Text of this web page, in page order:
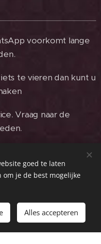
voorkomt lange
te vieren dan kunt u
Vraag naar de
en wij zien u graag
goed te laten
je de best mogelijke
Alles accepteren